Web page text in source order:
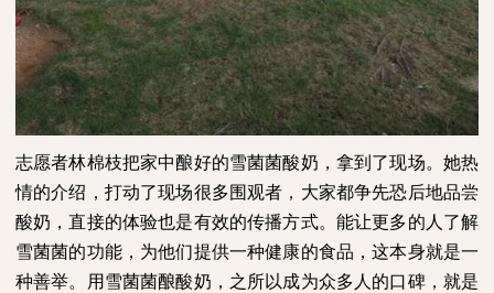
志愿者林棉枝把家中酿好的雪菌菌酸奶，拿到了现场。她热
情的介绍，打动了现场很多围观者，大家都争先恐后地品尝
酸奶，直接的体验也是有效的传播方式。能让更多的人了解
雪菌菌的功能，为他们提供一种健康的食品，这本身就是一
种善举。用雪菌菌酿酸奶，之所以成为众多人的口碑，就是